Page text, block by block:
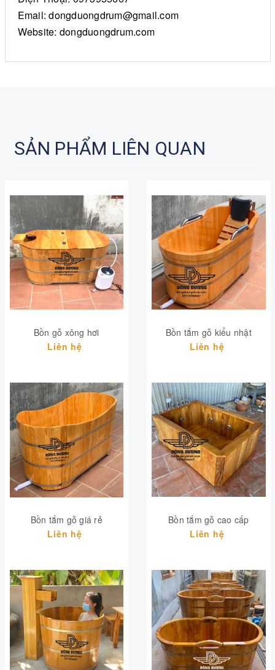
Email: dongduongdrum@gmail.com
Website: dongduongdrum.com
SẢN PHẨM LIÊN QUAN
Bồn gỗ xông hơi
Liên hệ
Bồn tắm gỗ kiểu nhật
Liên hệ
Bồn tắm gỗ giá rẻ
Liên hệ
Bồn tắm gỗ cao cấp
Liên hệ